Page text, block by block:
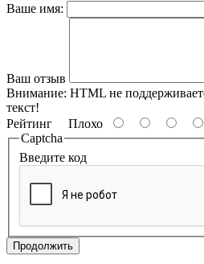
Ваше имя:
Ваш отзыв
Внимание: HTML не
текст!
Рейтинг Плохо
Captcha
Введите код
Продолжить